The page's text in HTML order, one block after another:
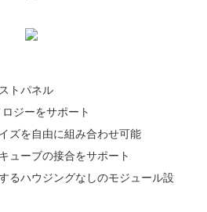
トパネル
ジーをサポート
ズを自由に組み合わせ可能
ューブの接合をサポート
るハウジングなしのモジュール設